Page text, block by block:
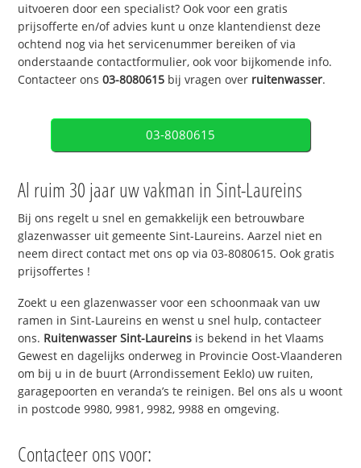
uitvoeren door een specialist? Ook voor een gratis
prijsofferte en/of advies kunt u onze klantendienst deze
ochtend nog via het servicenummer bereiken of via
onderstaande contactformulier, ook voor bijkomende info.
Contacteer ons03-8080615 bij vragen over ruitenwasser.
03-8080615
Al ruim 30 jaar uw vakman in Sint-Laureins
Bij ons regelt u snel en gemakkelijk een betrouwbare
glazenwasser uit gemeente Sint-Laureins. Aarzel niet en
neem direct contact met ons op via 03-8080615. Ook gratis
prijsoffertes !
Zoekt u een glazenwasser voor een schoonmaak van uw
ramen in Sint-Laureins en wenst u snel hulp, contacteer
ons. Ruitenwasser Sint-Laureins is bekend in het Vlaams
Gewest en dagelijks onderweg in Provincie Oost-Vlaanderen
om bij u in de buurt (Arrondissement Eeklo) uw ruiten,
garagepoorten en veranda’s te reinigen. Bel ons als u woont
in postcode 9980, 9981, 9982, 9988 en omgeving.
Contacteer ons voor: